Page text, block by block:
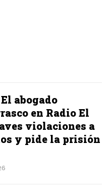
abogado
en Radio El
violaciones a
y pide la prisión